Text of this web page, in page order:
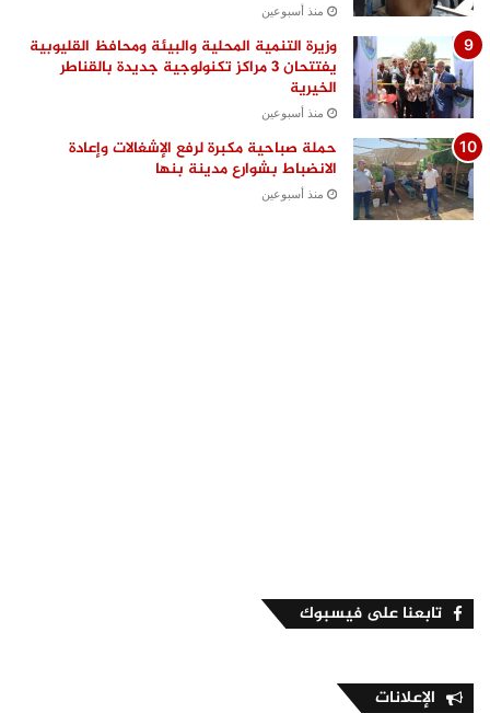
منذ أسبوعين
وزيرة التنمية المحلية والبيئة ومحافظ القليوبية
يفتتحان 3 مراكز تكنولوجية جديدة بالقناطر
الخيرية
منذ أسبوعين
حملة صباحية مكبرة لرفع الإشغالات وإعادة
الانضباط بشوارع مدينة بنها
منذ أسبوعين
تابعنا على فيسبوك
الإعلانات